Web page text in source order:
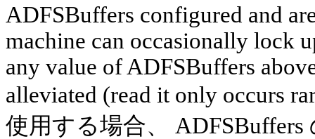
ADFSBuffers configured and
machine can occasionally lock
any value of ADFSBuffers
alleviated (read it only occurs
使用する場合、